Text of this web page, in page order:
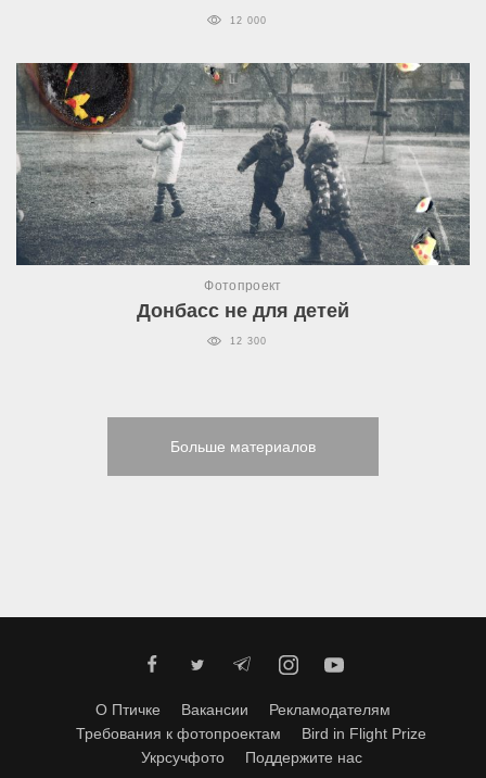
12 000
Фотопроект
Донбасс не для детей
12 300
Больше материалов
О Птичке Вакансии
Рекламодателям
Требования к фотопроектам
Bird in Flight Prize
Укрсучфото
Поддержите нас